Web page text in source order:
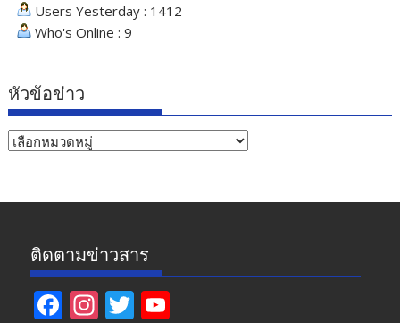
Users Yesterday : 1412
Who's Online : 9
หัวข้อข่าว
หัวข้อ
ติดตามข่าวสาร
F In T